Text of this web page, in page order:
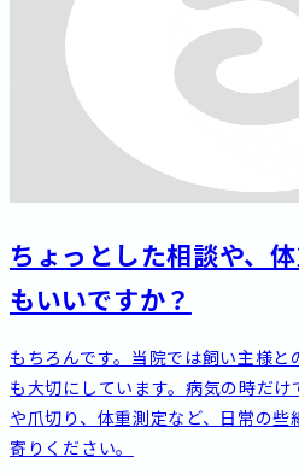
ちょっとした相談や、
もいいですか？
もちろんです。当院では飼い主様
も大切にしています。病気の時だ
や爪切り、体重測定など、日常の
寄りください。